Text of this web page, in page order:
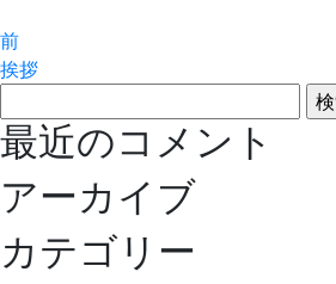
ビ
ゲ
ー
シ
ョ
ン
前
挨拶
索:
最近のコメント
アーカイブ
カテゴリー